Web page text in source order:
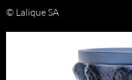
© Lalique SA